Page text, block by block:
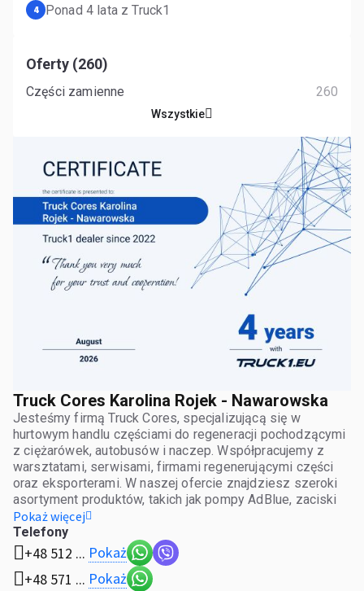
Truck Cores Karolina Rojek - Nawarowska
Jesteśmy firmą Truck Cores, specjalizującą się w
hurtowym handlu częściami do regeneracji pochodzącymi
z ciężarówek, autobusów i naczep. Współpracujemy z
warsztatami, serwisami, firmami regenerującymi części
oraz eksporterami. W naszej ofercie znajdziesz szeroki
asortyment produktów, takich jak pompy AdBlue, zaciski
hamulcowe, turbosprężarki, zawory pneumatyczne i układy
diesel. Naszym priorytetem jest sprzedaż hurtowa, co
pozwala nam oferować konkurencyjne ceny i
elastyczność w transakcjach
Pokaż więcej
Telefony
+48 512 ... Pokaż
+48 571 ... Pokaż
4 Ponad 4 lata z Truck1
Oferty (260)
Części zamienne 260
Wszystkie